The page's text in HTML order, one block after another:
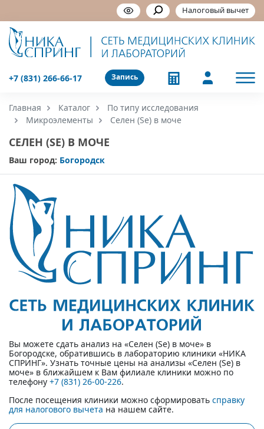
Налоговый вычет
Запись
+7 (831) 266-66-17
Главная Каталог
По типу исследования
Микроэлементы
Селен (Se) в моче
СЕЛЕН (SE) В МОЧЕ
Ваш город: Богородск
Вы можете сдать анализ на «Селен (Se) в моче» в
Богородске, обратившись в лабораторию клиники «НИКА
СПРИНГ». Узнать точные цены на анализы «Селен (Se) в
моче» в ближайшем к Вам филиале клиники можно по
телефону +7 (831) 26-00-226.
После посещения клиники можно сформировать справку
для налогового вычета на нашем сайте.